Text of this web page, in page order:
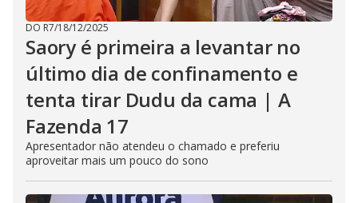
DO R7/18/12/2025
Saory é primeira a levantar no
último dia de confinamento e
tenta tirar Dudu da cama | A
Fazenda 17
Apresentador não atendeu o chamado e preferiu
aproveitar mais um pouco do sono